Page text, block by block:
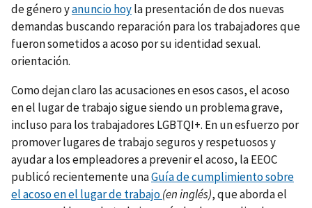
de género yanuncio hoyla presentación de dos nuevas
demandas buscando reparación para los trabajadores que
fueron sometidos a acoso por su identidad sexual.
orientación.
Como dejan claro las acusaciones en esos casos, el acoso
en el lugar de trabajo sigue siendo un problema grave,
incluso para los trabajadores LGBTQI+. En un esfuerzo por
promover lugares de trabajo seguros y respetuosos y
ayudar a los empleadores a prevenir el acoso, la EEOC
publicó recientemente unaGuía de cumplimiento sobre
el acoso en el lugar de trabajo(en inglés), que aborda el